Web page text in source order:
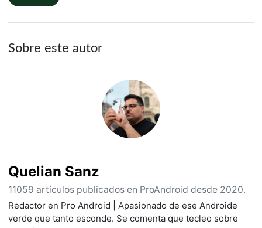
Sobre este autor
Quelian Sanz
11059 artículos publicados en ProAndroid desde 2020.
Redactor en Pro Android | Apasionado de ese Androide
verde que tanto esconde. Se comenta que tecleo sobre